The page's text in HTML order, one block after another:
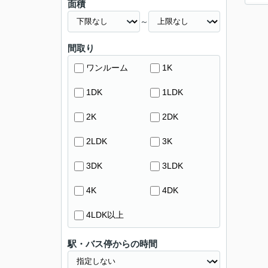
面積
～
間取り
ワンルーム 1K
1DK 1LDK
2K 2DK
2LDK 3K
3DK 3LDK
4K 4DK
4LDK以上
駅・バス停からの時間